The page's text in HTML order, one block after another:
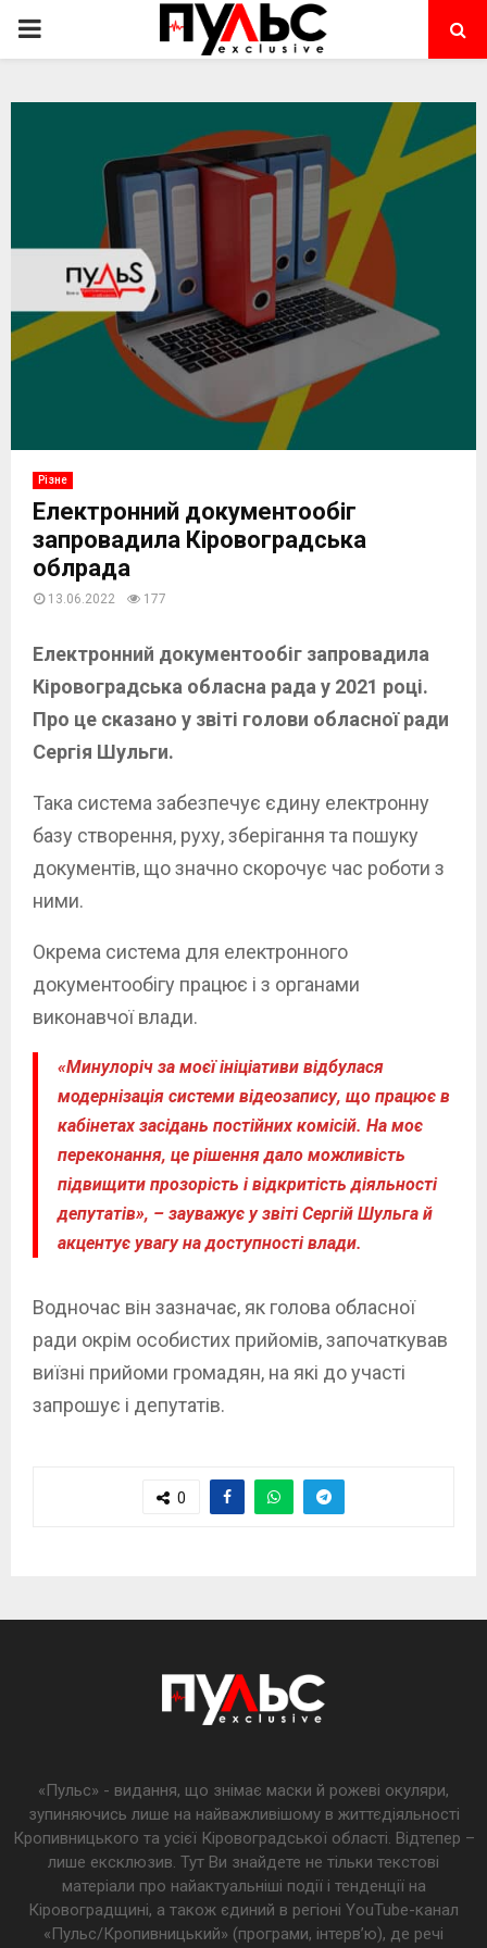
PRIMARY
Різне
Електронний документообіг
запровадила Кіровоградська
облрада
13.06.2022 177
Електронний документообіг запровадила
Кіровоградська обласна рада у 2021 році.
Про це сказано у звіті голови обласної ради
Сергія Шульги.
Така система забезпечує єдину електронну
базу створення, руху, зберігання та пошуку
документів, що значно скорочує час роботи з
ними.
Окрема система для електронного
документообігу працює і з органами
виконавчої влади.
«Минулоріч за моєї ініціативи відбулася
модернізація системи відеозапису, що працює в
кабінетах засідань постійних комісій. На моє
переконання, це рішення дало можливість
підвищити прозорість і відкритість діяльності
депутатів», – зауважує у звіті Сергій Шульга й
акцентує увагу на доступності влади.
Водночас він зазначає, як голова обласної
ради окрім особистих прийомів, започаткував
виїзні прийоми громадян, на які до участі
запрошує і депутатів.
0
«Пульс» - видання, що знімає маски й рожеві окуляри,
зупиняючись лише на найважливішому в життєдіяльності
Кропивницького та усієї Кіровоградської області. Відтепер –
лише ексклюзив. Тут Ви знайдете не тільки текстові
матеріали про найактуальніші події і тенденції на
Кіровоградщині, а також єдиний в регіоні YouTube-канал
«Пульс/Кропивницький» (програми, інтерв’ю), де речі